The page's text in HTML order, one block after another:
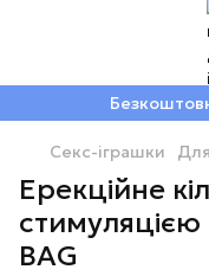
Секс-іграшки
Ерекційне
BAG